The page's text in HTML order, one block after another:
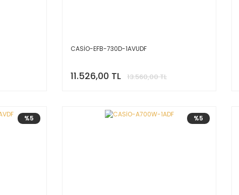
CASİO-EFB-730D-1AVUDF
11.526,00 TL 13.560,00 TL
%5 %5